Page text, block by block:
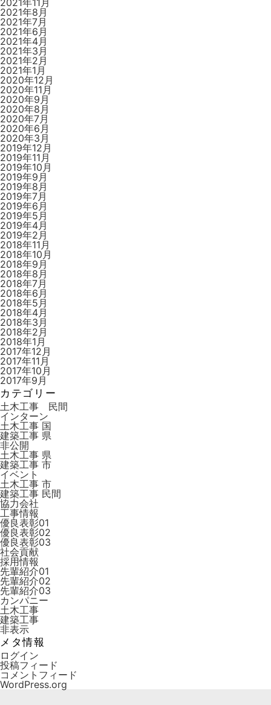
2021年8月
2021年7月
2021年6月
2021年4月
2021年3月
2021年2月
2021年1月
2020年12月
2020年11月
2020年9月
2020年8月
2020年7月
2020年6月
2020年3月
2019年12月
2019年11月
2019年10月
2019年9月
2019年8月
2019年7月
2019年6月
2019年5月
2019年4月
2019年2月
2018年11月
2018年10月
2018年9月
2018年8月
2018年7月
2018年6月
2018年5月
2018年4月
2018年3月
2018年2月
2018年1月
2017年12月
2017年11月
2017年10月
2017年9月
カテゴリー
土木工事 民間
インターン
土木工事 国
建築工事 県
非公開
土木工事 県
建築工事 市
イベント
土木工事 市
建築工事 ⺠間
協力会社
工事情報
優良表彰01
優良表彰02
優良表彰03
社会貢献
採用情報
先輩紹介01
先輩紹介02
先輩紹介03
カンパニー
土木工事
建築工事
非表示
メタ情報
ログイン
投稿フィード
コメントフィード
WordPress.org